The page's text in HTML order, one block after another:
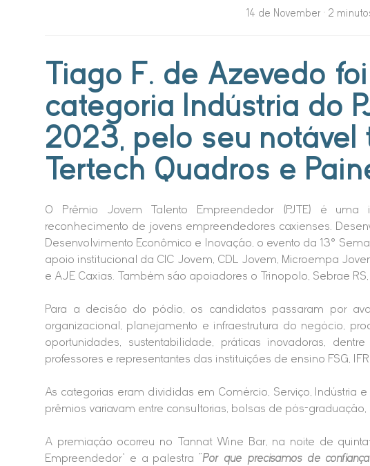
14 de November · 2
Tiago F. de Azevedo
categoria Indústria do
2023, pelo seu notável
Tertech Quadros e
O Prêmio Jovem Talento Empreendedor (PJTE) é
reconhecimento de jovens empreendedores caxienses.
Desenvolvimento Econômico e Inovação, o evento da 13°
apoio institucional da CIC Jovem, CDL Jovem, Microempa
e AJE Caxias. Também são apoiadores o Trinopolo, Sebrae RS,
Para a decisão do pódio, os candidatos passaram por
organizacional, planejamento e infraestrutura do negócio,
oportunidades, sustentabilidade, práticas inovadoras,
professores e representantes das instituições de ensino FSG,
As categorias eram divididas em Comércio, Serviço, Indústria
prêmios variavam entre consultorias, bolsas de pós-
A premiação ocorreu no Tannat Wine Bar, na noite de
Empreendedor” e a palestra “Por que precisamos de